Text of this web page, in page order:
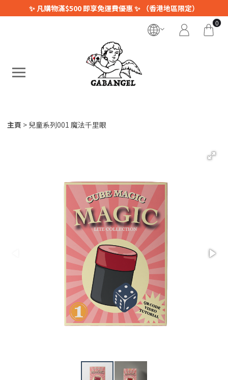
✨ 凡購物滿$500 即享免運費優惠 ✨ （香港地區限定）
0
主頁 兒童系列001 魔法千里眼